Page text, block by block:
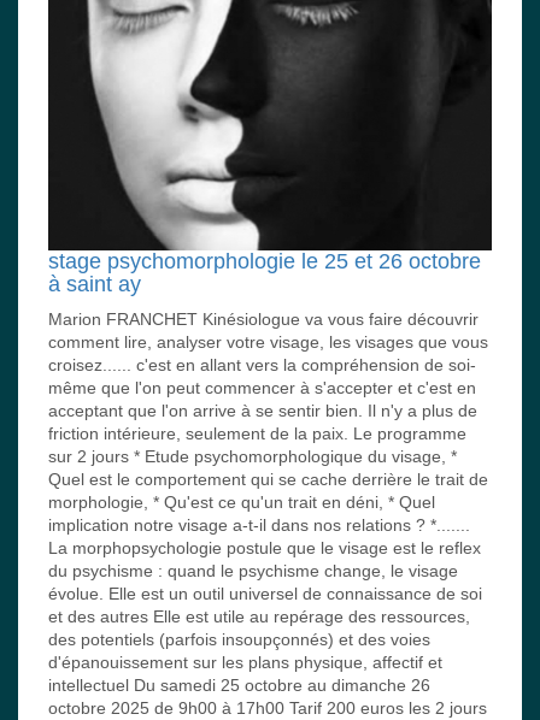
stage psychomorphologie le 25 et 26 octobre
à saint ay
Marion FRANCHET Kinésiologue va vous faire découvrir
comment lire, analyser votre visage, les visages que vous
croisez...... c'est en allant vers la compréhension de soi-
même que l'on peut commencer à s'accepter et c'est en
acceptant que l'on arrive à se sentir bien. Il n'y a plus de
friction intérieure, seulement de la paix. Le programme
sur 2 jours * Etude psychomorphologique du visage, *
Quel est le comportement qui se cache derrière le trait de
morphologie, * Qu'est ce qu'un trait en déni, * Quel
implication notre visage a-t-il dans nos relations ? *.......
La morphopsychologie postule que le visage est le reflex
du psychisme : quand le psychisme change, le visage
évolue. Elle est un outil universel de connaissance de soi
et des autres Elle est utile au repérage des ressources,
des potentiels (parfois insoupçonnés) et des voies
d'épanouissement sur les plans physique, affectif et
intellectuel Du samedi 25 octobre au dimanche 26
octobre 2025 de 9h00 à 17h00 Tarif 200 euros les 2 jours